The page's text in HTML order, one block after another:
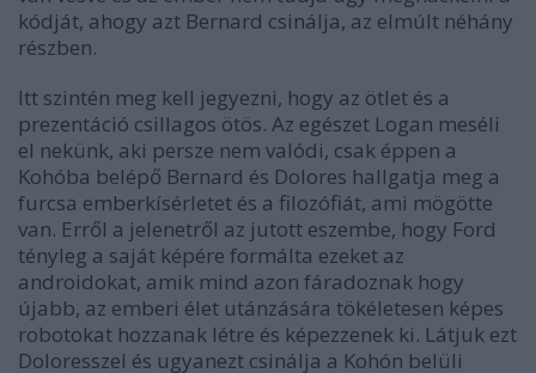
kódját, ahogy azt Bernard csinálja, az elmúlt néhány
részben.
Itt szintén meg kell jegyezni, hogy az ötlet és a
prezentáció csillagos ötös. Az egészet Logan meséli
el nekünk, aki persze nem valódi, csak éppen a
Kohóba belépő Bernard és Dolores hallgatja meg a
furcsa emberkísérletet és a filozófiát, ami mögötte
van. Erről a jelenetről az jutott eszembe, hogy Ford
tényleg a saját képére formálta ezeket az
androidokat, amik mind azon fáradoznak hogy
újabb, az emberi élet utánzására tökéletesen képes
robotokat hozzanak létre és képezzenek ki. Látjuk ezt
Doloresszel és ugyanezt csinálja a Kohón belüli